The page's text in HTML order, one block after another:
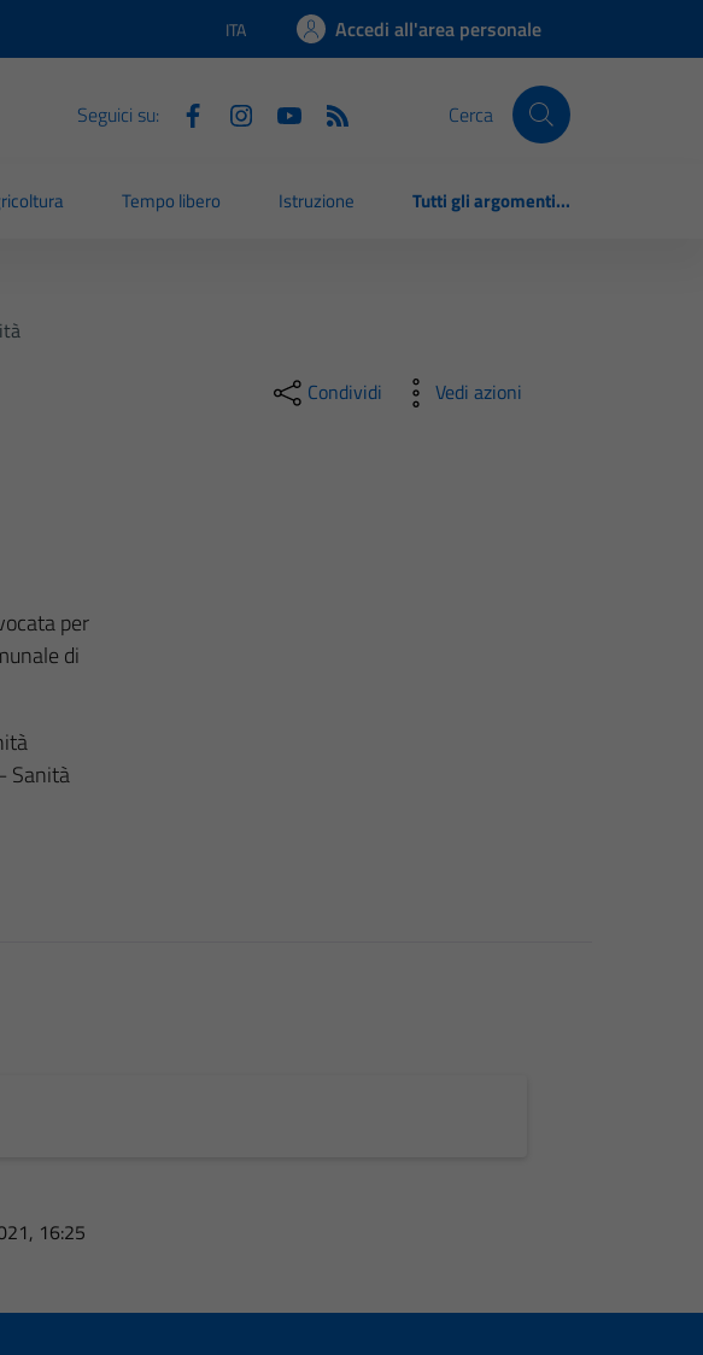
Lingua attiva:
ITA Accedi all'area personale
Seguici su: Cerca
Tempo libero Istruzione Tutti gli argomenti...
per
di
Sanità
Condividi Vedi azioni
16:25